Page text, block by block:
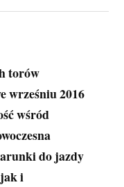
torów
wrześniu 2016
wśród
do jazdy
i